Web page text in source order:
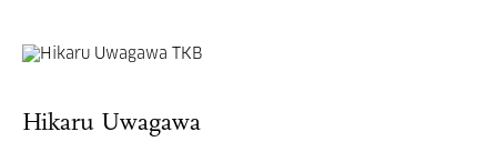
Hikaru Uwagawa